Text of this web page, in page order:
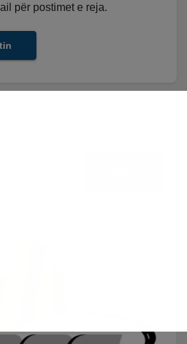
për postimet e reja.